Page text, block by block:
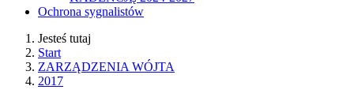
Ochrona sygnalistów
Jesteś tutaj
Start
ZARZĄDZENIA WÓJTA
2017